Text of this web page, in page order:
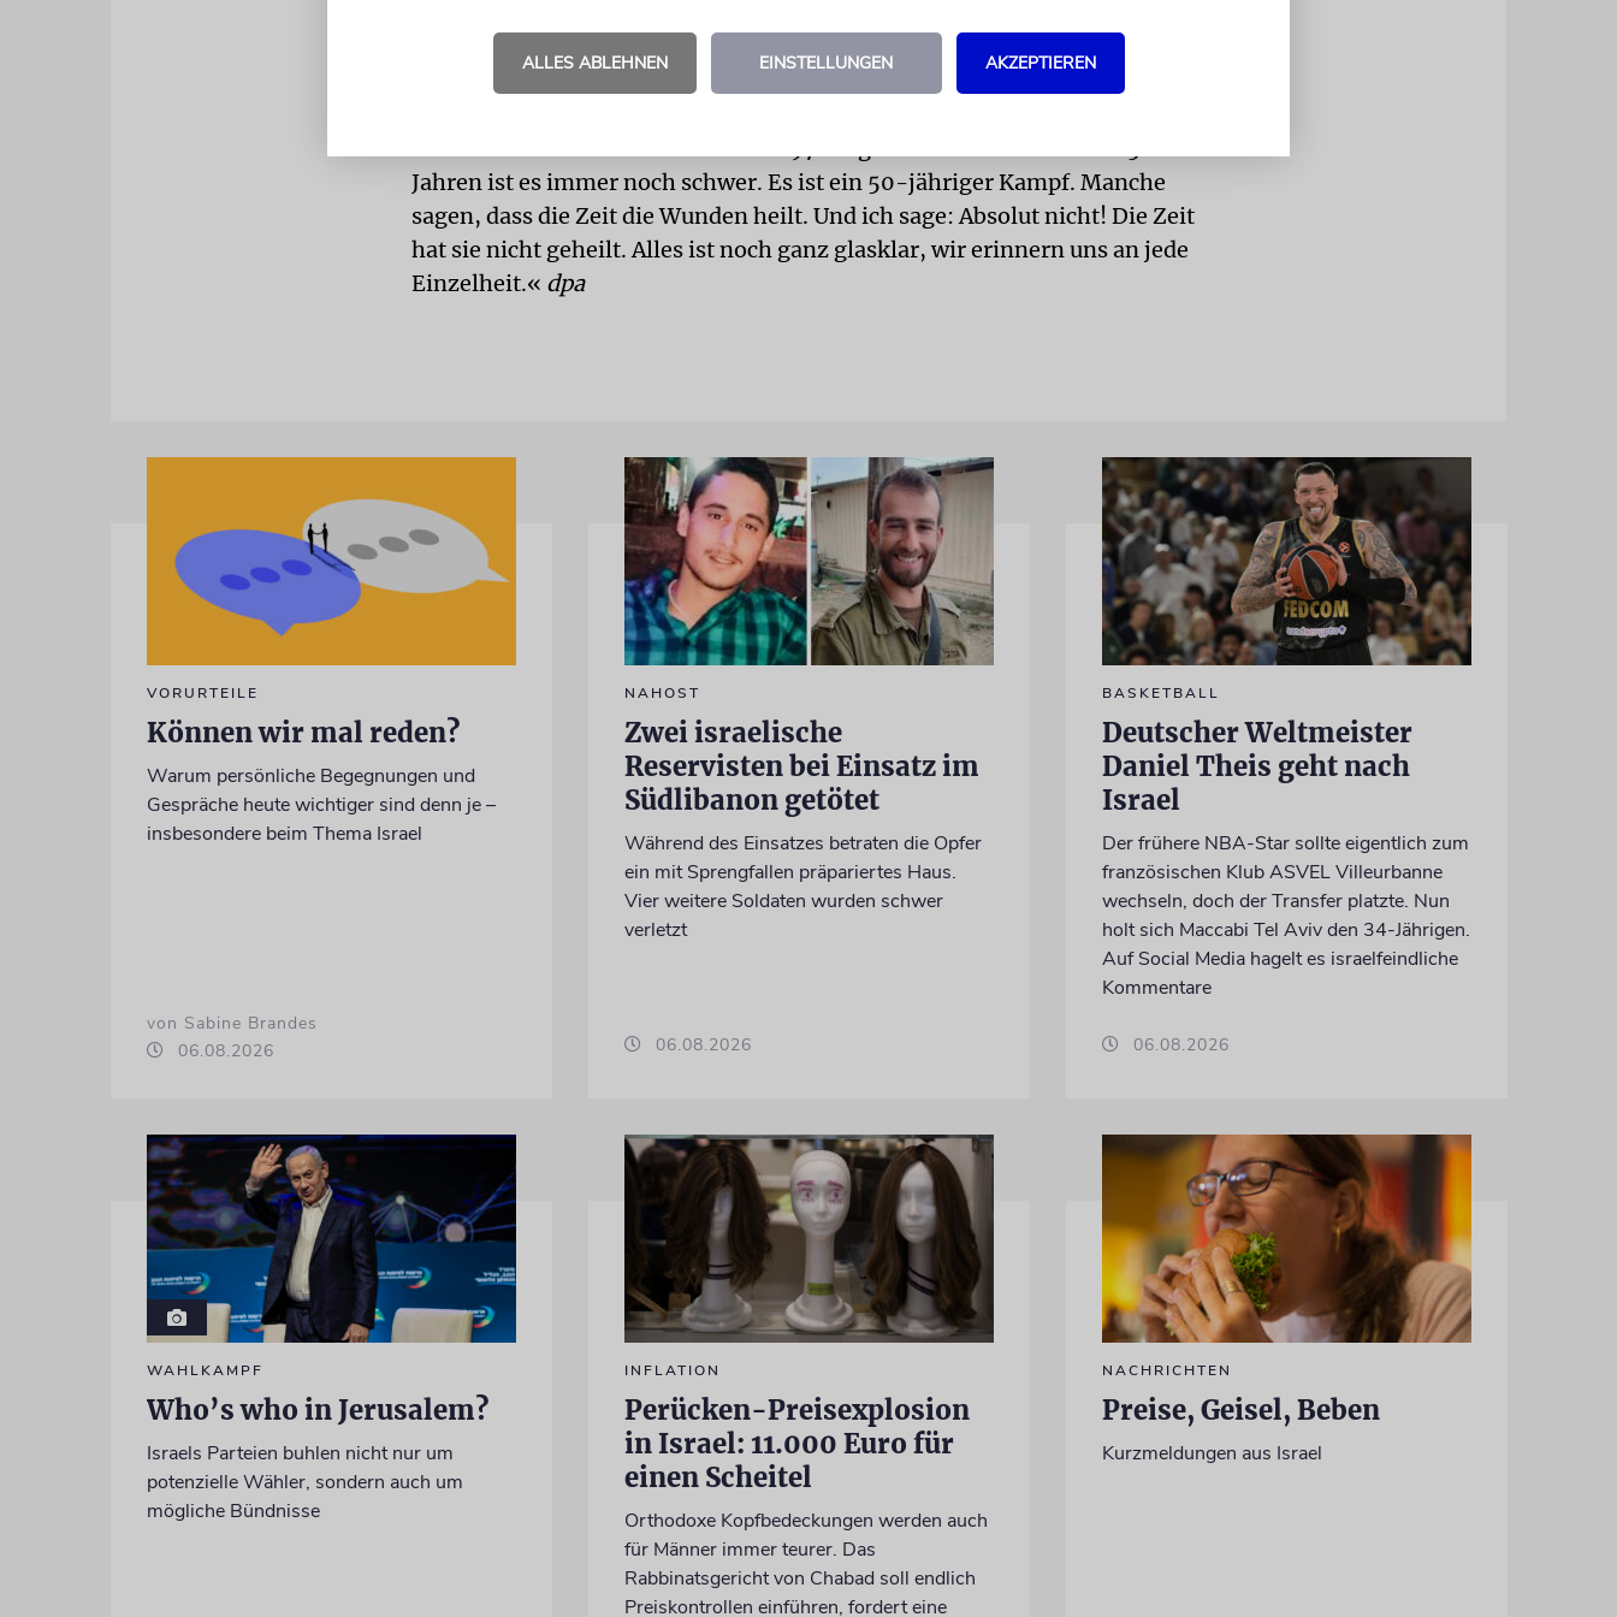
über eine Entschädigung sei ungewiss. »Ich habe keine Ahnung, wohin es
führen wird«, sagt sie. »In der Zwischenzeit gilt das Ultimatum weiter.«
Jahren ist es immer noch schwer. Es ist ein 50-jähriger Kampf. Manche
sagen, dass die Zeit die Wunden heilt. Und ich sage: Absolut nicht! Die Zeit
hat sie nicht geheilt. Alles ist noch ganz glasklar, wir erinnern uns an jede
Einzelheit.« dpa
VORURTEILE
Können wir mal reden?
Warum persönliche Begegnungen und
Gespräche heute wichtiger sind denn je –
insbesondere beim Thema Israel
von Sabine Brandes
06.08.2026
NAHOST
Zwei israelische
Reservisten bei Einsatz im
Südlibanon getötet
Während des Einsatzes betraten die Opfer
ein mit Sprengfallen präpariertes Haus.
Vier weitere Soldaten wurden schwer
verletzt
06.08.2026
BASKETBALL
Deutscher Weltmeister
Daniel Theis geht nach
Israel
Der frühere NBA-Star sollte eigentlich zum
französischen Klub ASVEL Villeurbanne
wechseln, doch der Transfer platzte. Nun
holt sich Maccabi Tel Aviv den 34-Jährigen.
Auf Social Media hagelt es israelfeindliche
Kommentare
06.08.2026
WAHLKAMPF
Who’s who in Jerusalem?
Israels Parteien buhlen nicht nur um
potenzielle Wähler, sondern auch um
mögliche Bündnisse
INFLATION
Perücken-Preisexplosion
in Israel: 11.000 Euro für
einen Scheitel
Orthodoxe Kopfbedeckungen werden auch
für Männer immer teurer. Das
Rabbinatsgericht von Chabad soll endlich
Preiskontrollen einführen, fordert eine
NACHRICHTEN
Preise, Geisel, Beben
Kurzmeldungen aus Israel
ALLES ABLEHNEN EINSTELLUNGEN AKZEPTIEREN